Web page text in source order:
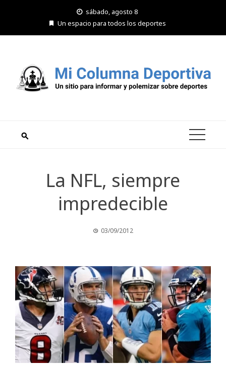
sábado, agosto 8
Un espacio para todos los deportes
La NFL, siempre
impredecible
03/09/2012